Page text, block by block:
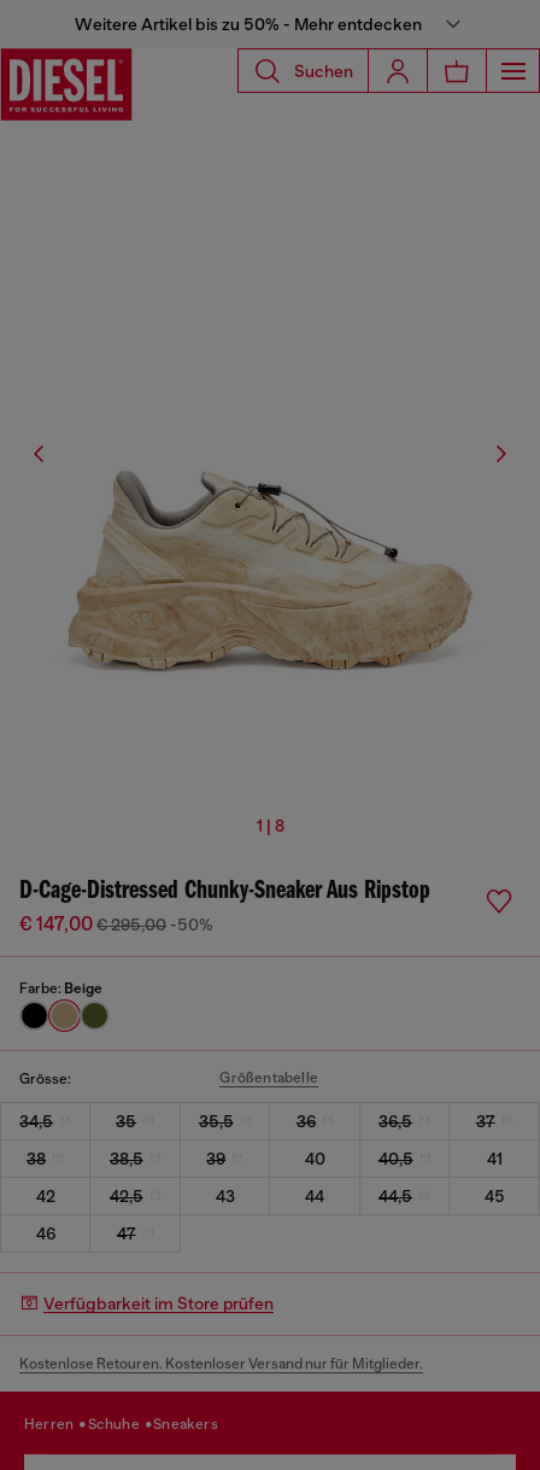
Weitere Artikel bis zu 50% - Mehr entdecken
Suchen
1 | 8
D-Cage-Distressed Chunky-Sneaker Aus Ripstop
€ 147,00€ 295,00 -50%
Farbe: Beige
Grösse: Größentabelle
34,5 35 35,5 36 36,5
37
38
38,5 39 40 40,5
41
42
42,5 43 44 44,5
45
46
47
Verfügbarkeit im Store prüfen
Kostenlose Retouren. Kostenloser Versand nur für Mitglieder.
herren schuhe sneakers